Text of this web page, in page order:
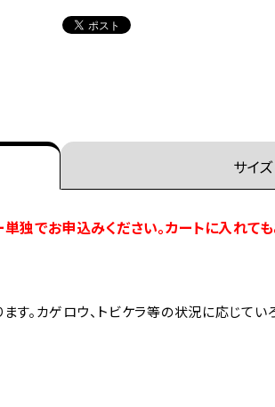
サイ
独でお申込みください。カートに入れて
。カゲロウ、トビケラ等の状況に応じてい